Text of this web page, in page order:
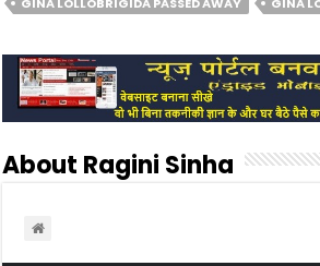
o r p r
e
n
d
l
n
About Ragini Sinha